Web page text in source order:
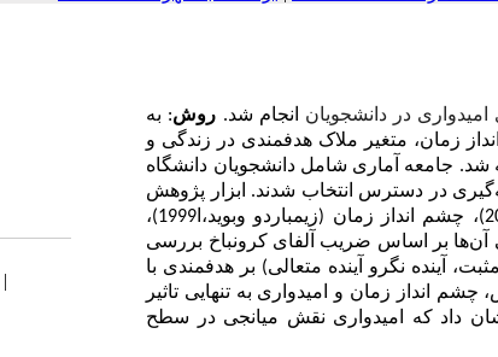
|
در دانشجویان انجام شد. روش: به
زمان، متغیر ملاک هدفمندی در زندگی و
شد. جامعه آماری شامل دانشجویان دانشگاه
200 نفر از دانشجویان به روش نمونه‌گیری در دسترس انتخاب شدند. ابزار پژوهش
(استگر، 2010)، چشم انداز زمان (زیمباردو وبوید،ا1999)،
نظران و پایایی آن‌ها بر اساس ضریب آلفای کرونباخ بررسی
آینده نگرو آینده متعالی) بر هدفمندی با
انداز زمان و امیدواری به تنهایی تاثیر
نشان داد که امیدواری نقش میانجی در سطح